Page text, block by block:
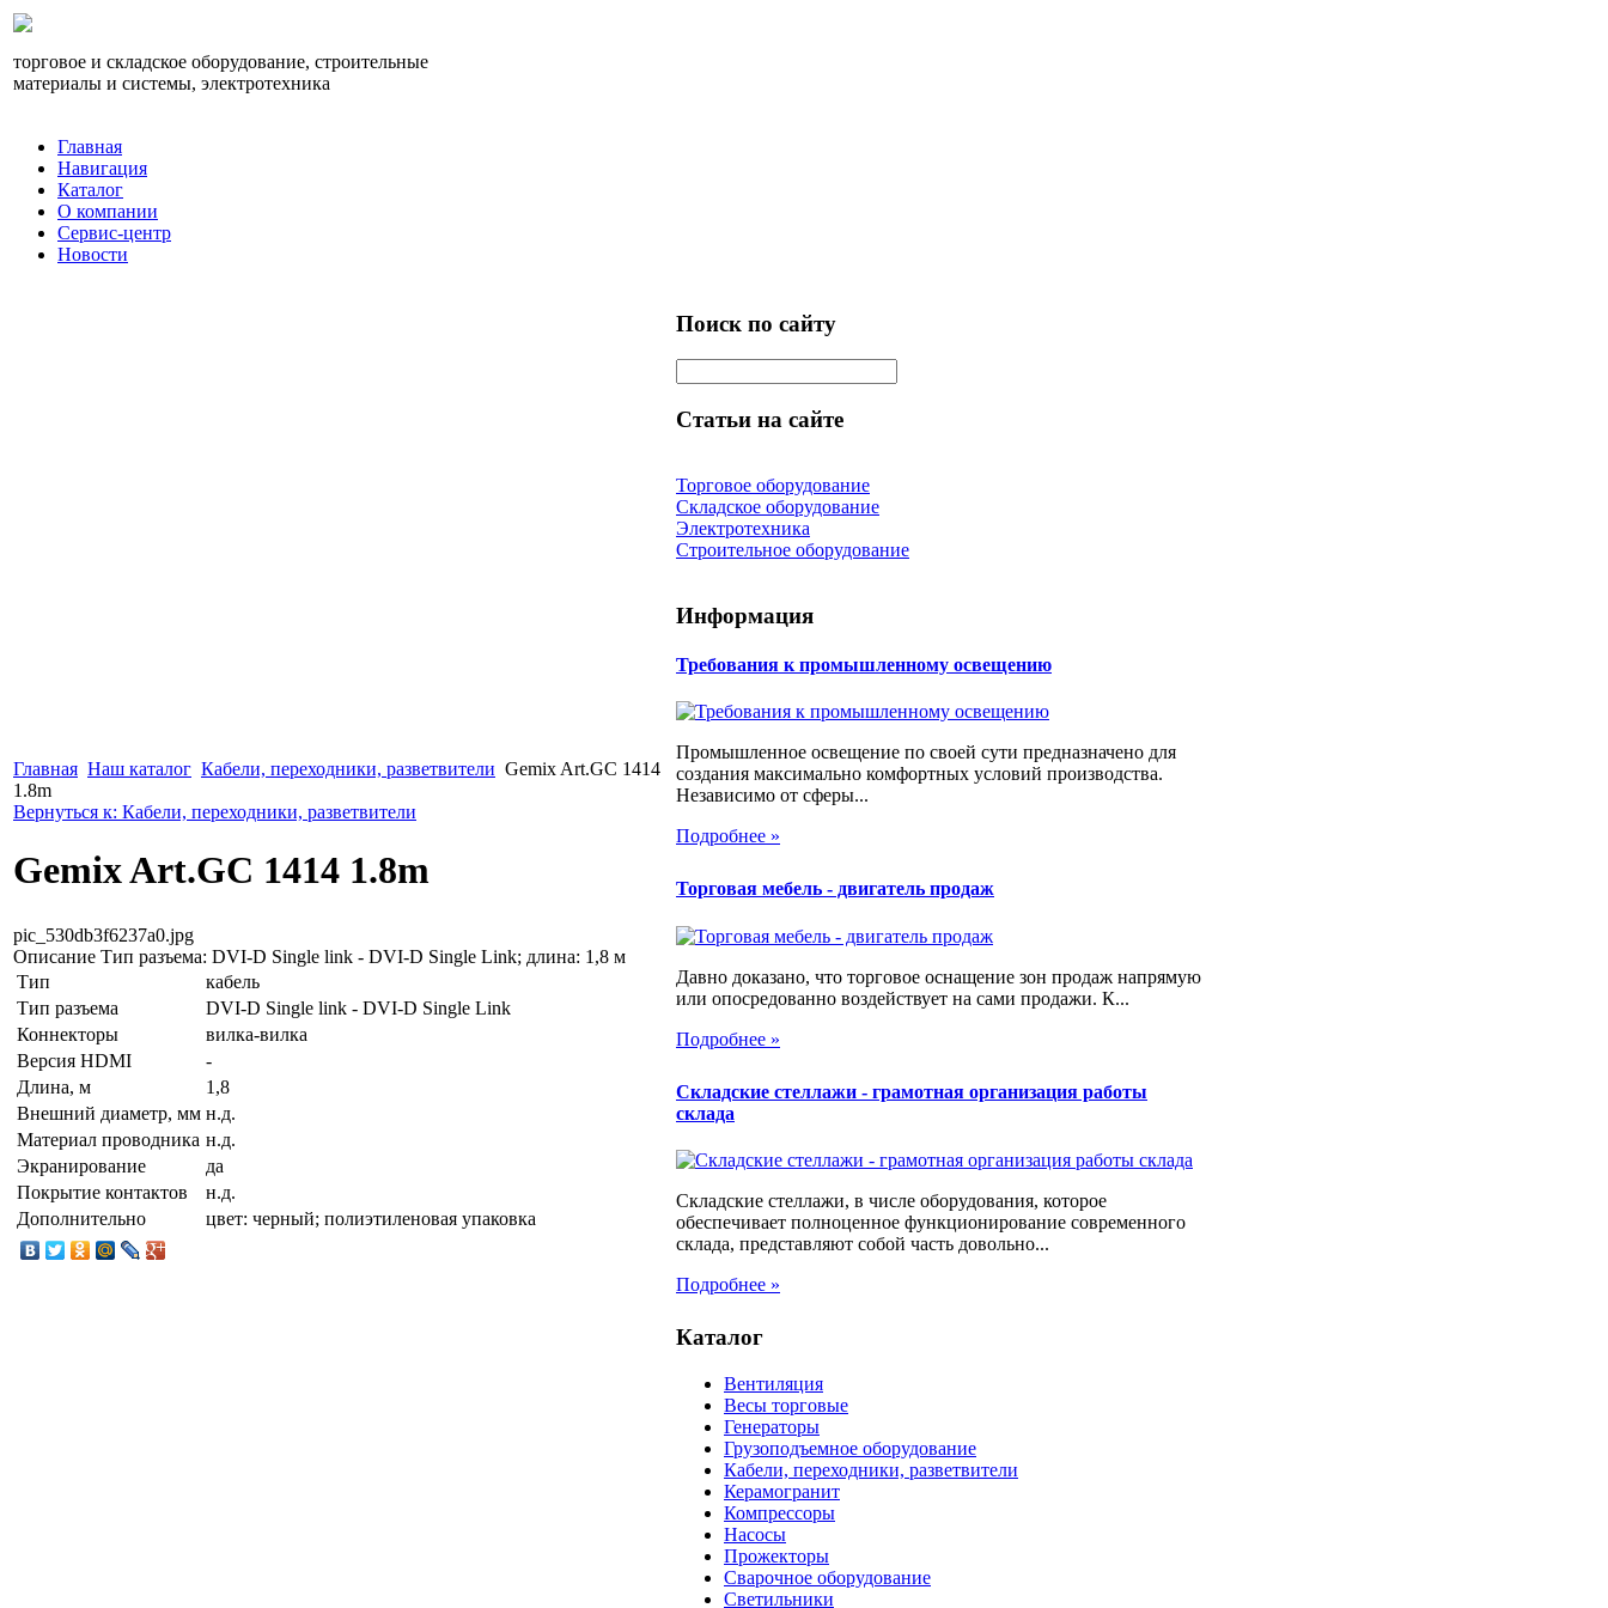
торговое и складское оборудование, строительные
материалы и системы, электротехника
Главная
Навигация
Каталог
О компании
Сервис-центр
Новости
Главная Наш каталог Кабели, переходники, разветвители Gemix Art.GC 1414
1.8m
Вернуться к: Кабели, переходники, разветвители
Gemix Art.GC 1414 1.8m
pic_530db3f6237a0.jpg
Описание Тип разъема: DVI-D Single link - DVI-D Single Link; длина: 1,8 м
Тип
кабель
Тип разъема
DVI-D Single link - DVI-D Single Link
Коннекторы
вилка-вилка
Версия HDMI
-
Длина, м
1,8
Внешний диаметр, мм н.д.
Материал проводника н.д.
Экранирование
да
Покрытие контактов
н.д.
Дополнительно
цвет: черный; полиэтиленовая упаковка
Поиск по сайту
Статьи на сайте
Торговое оборудование
Складское оборудование
Электротехника
Строительное оборудование
Информация
Требования к промышленному освещению
Промышленное освещение по своей сути предназначено для
создания максимально комфортных условий производства.
Независимо от сферы...
Подробнее »
Торговая мебель - двигатель продаж
Давно доказано, что торговое оснащение зон продаж напрямую
или опосредованно воздействует на сами продажи. К...
Подробнее »
Складские стеллажи - грамотная организация работы
склада
Складские стеллажи, в числе оборудования, которое
обеспечивает полноценное функционирование современного
склада, представляют собой часть довольно...
Подробнее »
Каталог
Вентиляция
Весы торговые
Генераторы
Грузоподъемное оборудование
Кабели, переходники, разветвители
Керамогранит
Компрессоры
Насосы
Прожекторы
Сварочное оборудование
Светильники